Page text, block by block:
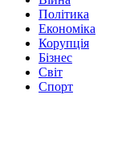
Політика
Економіка
Корупція
Бізнес
Світ
Спорт